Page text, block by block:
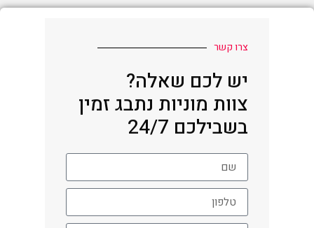
צרו קשר
יש לכם שאלה?
צוות מוניות נתבג זמין
בשבילכם 24/7